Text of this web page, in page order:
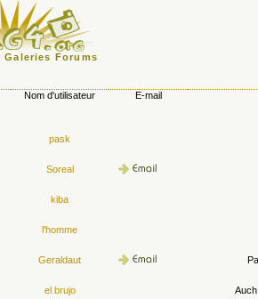
Galeries Forums
Nom d'utilisateur E-mail
pask
Soreal
kiba
l'homme
Geraldaut
el brujo